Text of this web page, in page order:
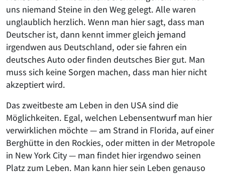
uns niemand Steine in den Weg gelegt. Alle waren
unglaublich herzlich. Wenn man hier sagt, dass man
Deutscher ist, dann kennt immer gleich jemand
irgendwen aus Deutschland, oder sie fahren ein
deutsches Auto oder finden deutsches Bier gut. Man
muss sich keine Sorgen machen, dass man hier nicht
akzeptiert wird.
Das zweitbeste am Leben in den USA sind die
Möglichkeiten. Egal, welchen Lebensentwurf man hier
verwirklichen möchte — am Strand in Florida, auf einer
Berghütte in den Rockies, oder mitten in der Metropole
in New York City — man findet hier irgendwo seinen
Platz zum Leben. Man kann hier sein Leben genauso